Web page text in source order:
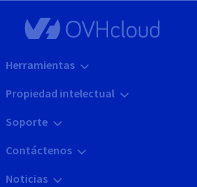
Herramientas
Propiedad intelectual
Soporte
Contáctenos
Noticias